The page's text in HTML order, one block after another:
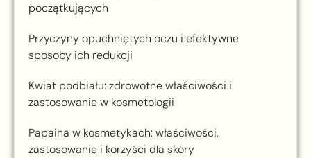
początkujących
Przyczyny opuchniętych oczu i efektywne
sposoby ich redukcji
Kwiat podbiału: zdrowotne właściwości i
zastosowanie w kosmetologii
Papaina w kosmetykach: właściwości,
zastosowanie i korzyści dla skóry